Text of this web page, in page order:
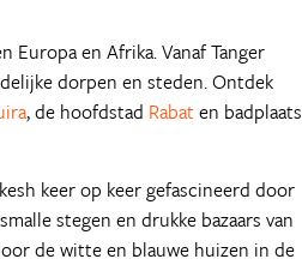
Europa en Afrika. Vanaf Tanger
dorpen en steden. Ontdek
, de hoofdstad Rabat en badplaats
keer op keer gefascineerd door
stegen en drukke bazaars van
de witte en blauwe huizen in de